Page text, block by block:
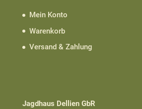
Mein Konto
Warenkorb
Versand & Zahlung
Jagdhaus Dellien GbR